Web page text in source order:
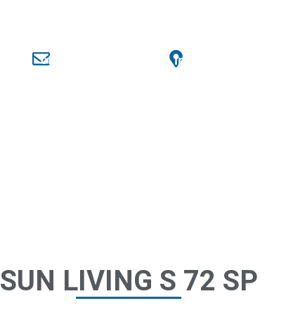
office@kamper.rs Industrijska 88,
SUN LIVING S 72 SP